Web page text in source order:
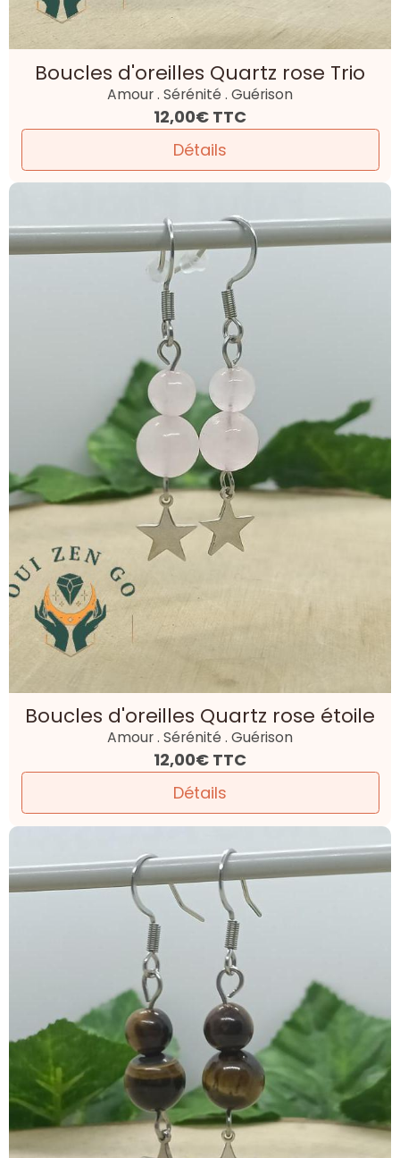
Boucles d'oreilles Quartz rose Trio
Amour . Sérénité . Guérison
12,00€ TTC
Détails
Boucles d'oreilles Quartz rose étoile
Amour . Sérénité . Guérison
12,00€ TTC
Détails